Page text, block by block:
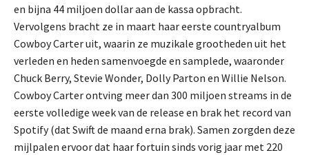
en bijna 44 miljoen dollar aan de kassa opbracht.
Vervolgens bracht ze in maart haar eerste countryalbum
Cowboy Carter uit, waarin ze muzikale grootheden uit het
verleden en heden samenvoegde en samplede, waaronder
Chuck Berry, Stevie Wonder, Dolly Parton en Willie Nelson.
Cowboy Carter ontving meer dan 300 miljoen streams in de
eerste volledige week van de release en brak het record van
Spotify (dat Swift de maand erna brak). Samen zorgden deze
mijlpalen ervoor dat haar fortuin sinds vorig jaar met 220